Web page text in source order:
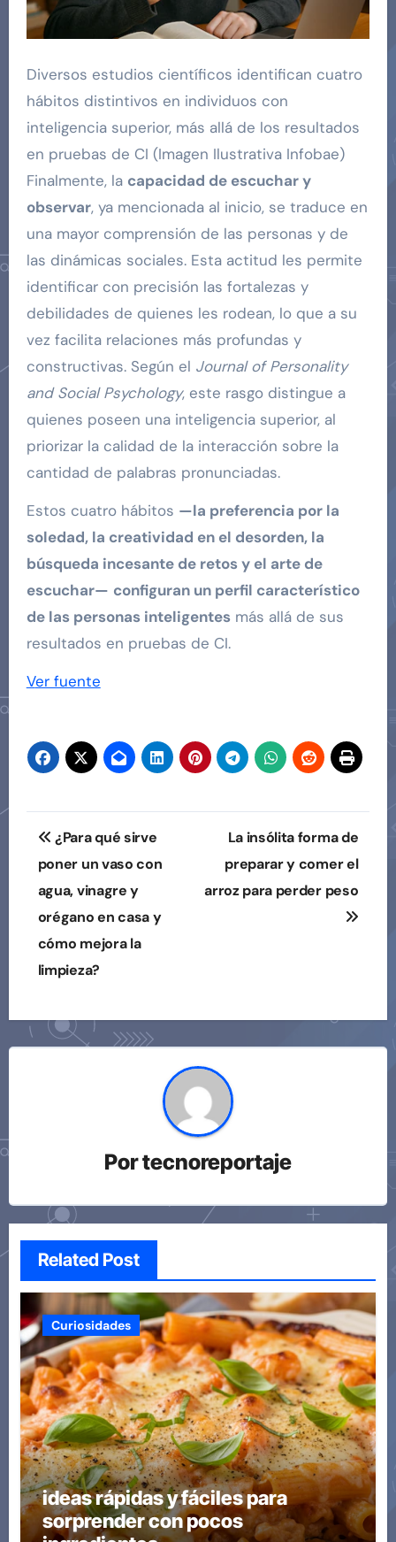
Diversos estudios científicos identifican cuatro
hábitos distintivos en individuos con
inteligencia superior, más allá de los resultados
en pruebas de CI (Imagen Ilustrativa Infobae)
Finalmente, la capacidad de escuchar y
observar, ya mencionada al inicio, se traduce en
una mayor comprensión de las personas y de
las dinámicas sociales. Esta actitud les permite
identificar con precisión las fortalezas y
debilidades de quienes les rodean, lo que a su
vez facilita relaciones más profundas y
constructivas. Según el Journal of Personality
and Social Psychology, este rasgo distingue a
quienes poseen una inteligencia superior, al
priorizar la calidad de la interacción sobre la
cantidad de palabras pronunciadas.
Estos cuatro hábitos —la preferencia por la
soledad, la creatividad en el desorden, la
búsqueda incesante de retos y el arte de
escuchar— configuran un perfil característico
de las personas inteligentesmás allá de sus
resultados en pruebas de CI.
Ver fuente
Navegación
de
entradas
¿Para qué sirve
poner un vaso con
agua, vinagre y
orégano en casa y
cómo mejora la
limpieza?
La insólita forma de
preparar y comer el
arroz para perder peso
Portecnoreportaje
Related Post
Curiosidades
ideas rápidas y fáciles para
sorprender con pocos